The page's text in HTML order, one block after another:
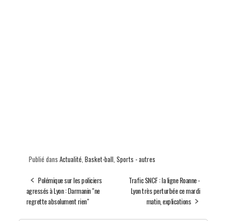
Publié dans Actualité, Basket-ball, Sports - autres
Polémique sur les policiers
agressés à Lyon : Darmanin "ne
regrette absolument rien"
Trafic SNCF : la ligne Roanne -
Lyon très perturbée ce mardi
matin, explications